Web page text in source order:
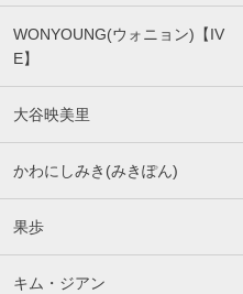
WONYOUNG(ウォニョン)【IV
E】
大谷映美里
かわにしみき(みきぽん)
果歩
キム・ジアン